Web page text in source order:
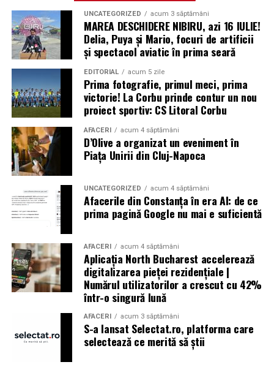
UNCATEGORIZED acum 3 săptămâni
MAREA DESCHIDERE NIBIRU, azi 16 IULIE!
Delia, Puya și Mario, focuri de artificii
și spectacol aviatic în prima seară
EDITORIAL acum 5 zile
Prima fotografie, primul meci, prima
victorie! La Corbu prinde contur un nou
proiect sportiv: CS Litoral Corbu
AFACERI acum 4 săptămâni
D’Olive a organizat un eveniment în
Piața Unirii din Cluj-Napoca
UNCATEGORIZED acum 4 săptămâni
Afacerile din Constanța în era AI: de ce
prima pagină Google nu mai e suficientă
AFACERI acum 4 săptămâni
Aplicația North Bucharest accelerează
digitalizarea pieței rezidențiale |
Numărul utilizatorilor a crescut cu 42%
într-o singură lună
AFACERI acum 3 săptămâni
S-a lansat Selectat.ro, platforma care
selectează ce merită să știi